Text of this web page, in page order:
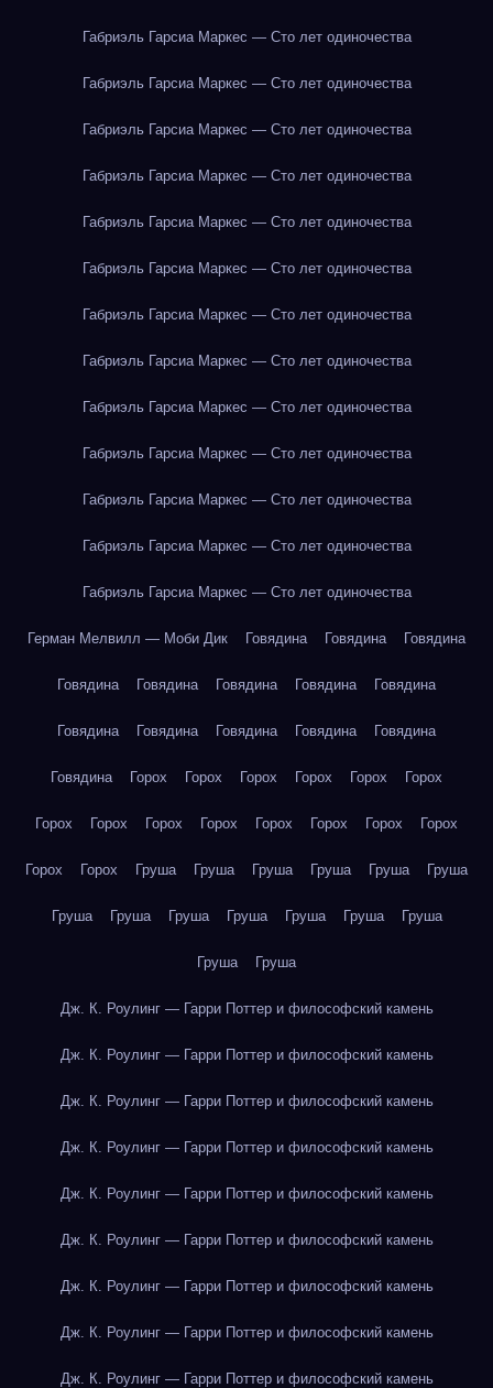
Габриэль Гарсиа Маркес — Сто лет одиночества
Габриэль Гарсиа Маркес — Сто лет одиночества
Габриэль Гарсиа Маркес — Сто лет одиночества
Габриэль Гарсиа Маркес — Сто лет одиночества
Габриэль Гарсиа Маркес — Сто лет одиночества
Габриэль Гарсиа Маркес — Сто лет одиночества
Габриэль Гарсиа Маркес — Сто лет одиночества
Габриэль Гарсиа Маркес — Сто лет одиночества
Габриэль Гарсиа Маркес — Сто лет одиночества
Габриэль Гарсиа Маркес — Сто лет одиночества
Габриэль Гарсиа Маркес — Сто лет одиночества
Габриэль Гарсиа Маркес — Сто лет одиночества
Габриэль Гарсиа Маркес — Сто лет одиночества
Герман Мелвилл — Моби Дик Говядина Говядина Говядина
Говядина Говядина Говядина Говядина Говядина
Говядина Говядина Говядина Говядина Говядина
Говядина Горох Горох Горох Горох Горох Горох
Горох Горох Горох Горох Горох Горох Горох Горох
Горох Горох Груша Груша Груша Груша Груша Груша
Груша Груша Груша Груша Груша Груша Груша
Груша Груша
Дж. К. Роулинг — Гарри Поттер и философский камень
Дж. К. Роулинг — Гарри Поттер и философский камень
Дж. К. Роулинг — Гарри Поттер и философский камень
Дж. К. Роулинг — Гарри Поттер и философский камень
Дж. К. Роулинг — Гарри Поттер и философский камень
Дж. К. Роулинг — Гарри Поттер и философский камень
Дж. К. Роулинг — Гарри Поттер и философский камень
Дж. К. Роулинг — Гарри Поттер и философский камень
Дж. К. Роулинг — Гарри Поттер и философский камень